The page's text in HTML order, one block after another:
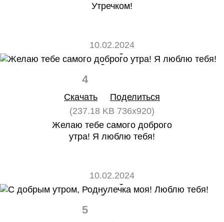
Утречком!
10.02.2024
4
Скачать
Поделиться
(237.18 KB 736x920)
Желаю тебе самого доброго
утра! Я люблю тебя!
10.02.2024
5